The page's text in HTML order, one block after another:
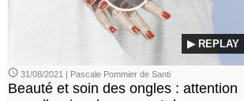
▶ REPLAY
31/08/2021 | Pascale Pommier de Santi
Beauté et soin des ongles : attention